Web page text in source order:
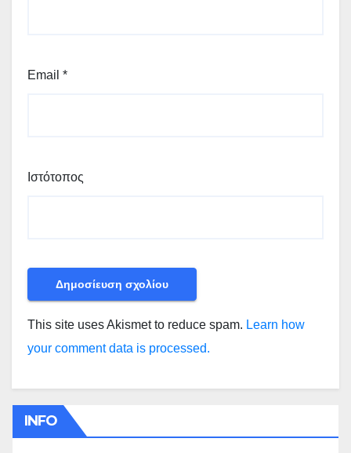
Email *
Ιστότοπος
This site uses Akismet to reduce spam. Learn how
your comment data is processed.
INFO